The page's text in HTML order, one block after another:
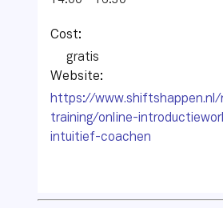
Cost:
gratis
Website:
https://
training/online-
intuitief-coachen